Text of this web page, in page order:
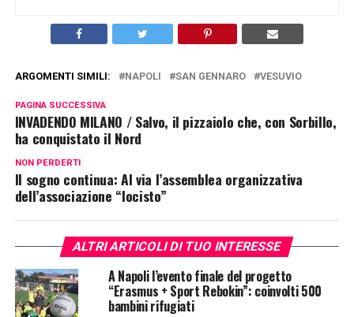
ARGOMENTI SIMILI: NAPOLI SAN GENNARO VESUVIO
PAGINA SUCCESSIVA
INVADENDO MILANO / Salvo, il pizzaiolo che, con Sorbillo,
ha conquistato il Nord
NON PERDERTI
Il sogno continua: Al via l’assemblea organizzativa
dell’associazione “Iocisto”
ALTRI ARTICOLI DI TUO INTERESSE
A Napoli l’evento finale del progetto
“Erasmus + Sport Rebokin”: coinvolti 500
bambini rifugiati